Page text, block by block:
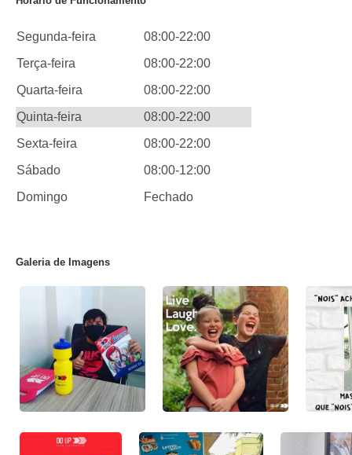
Segunda-feira
08:00-22:00
Terça-feira
08:00-22:00
Quarta-feira
08:00-22:00
Quinta-feira
08:00-22:00
Sexta-feira
08:00-22:00
Sábado
08:00-12:00
Domingo
Fechado
Galeria de Imagens